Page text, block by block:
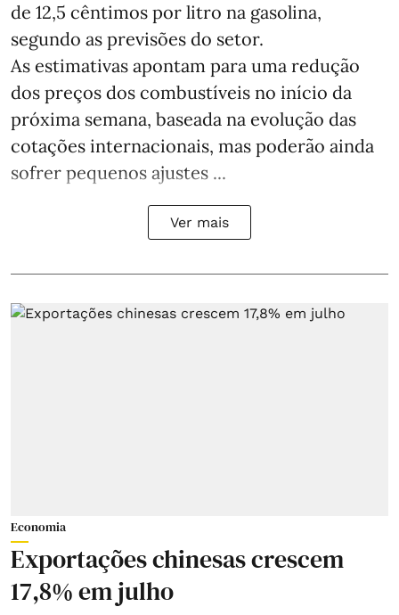
de 12,5 cêntimos por litro na gasolina,
segundo as previsões do setor.
As estimativas apontam para uma redução
dos preços dos combustíveis no início da
próxima semana, baseada na evolução das
cotações internacionais, mas poderão ainda
sofrer pequenos ajustes ...
Ver mais
Economia
Exportações chinesas crescem
17,8% em julho